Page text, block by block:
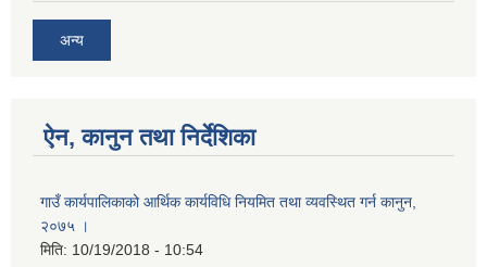
अन्य
ऐन, कानुन तथा निर्देशिका
गाउँ कार्यपालिकाको आर्थिक कार्यविधि नियमित तथा व्यवस्थित गर्न कानुन,
२०७५ ।
मिति: 10/19/2018 - 10:54